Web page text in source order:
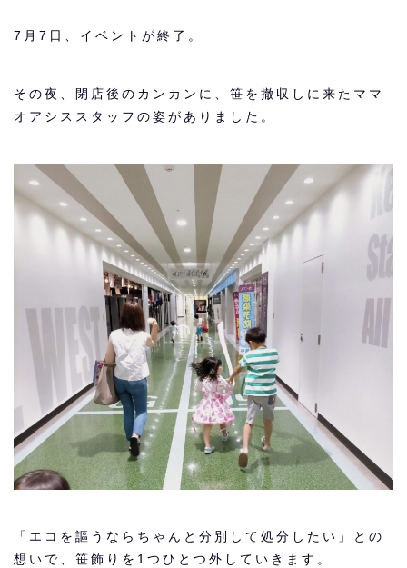
7月7日、イベントが終了。
その夜、閉店後のカンカンに、笹を撤収しに来たママ
オアシススタッフの姿がありました。
「エコを謳うならちゃんと分別して処分したい」との
想いで、笹飾りを1つひとつ外していきます。